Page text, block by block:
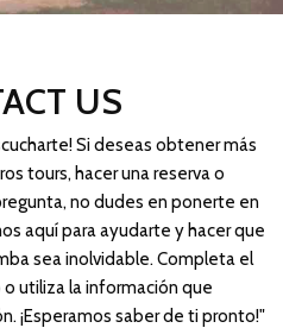
US
Si deseas obtener más
tours, hacer una reserva o
no dudes en ponerte en
aquí para ayudarte y hacer que
sea inolvidable. Completa el
utiliza la información que
¡Esperamos saber de ti pronto!"